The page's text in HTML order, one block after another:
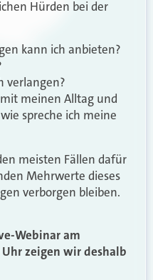
Hürden bei der
kann ich anbieten?
verlangen?
meinen Alltag und
spreche ich meine
meisten Fällen dafür
Mehrwerte dieses
verborgen bleiben.
Webinar am
Uhr zeigen wir deshalb